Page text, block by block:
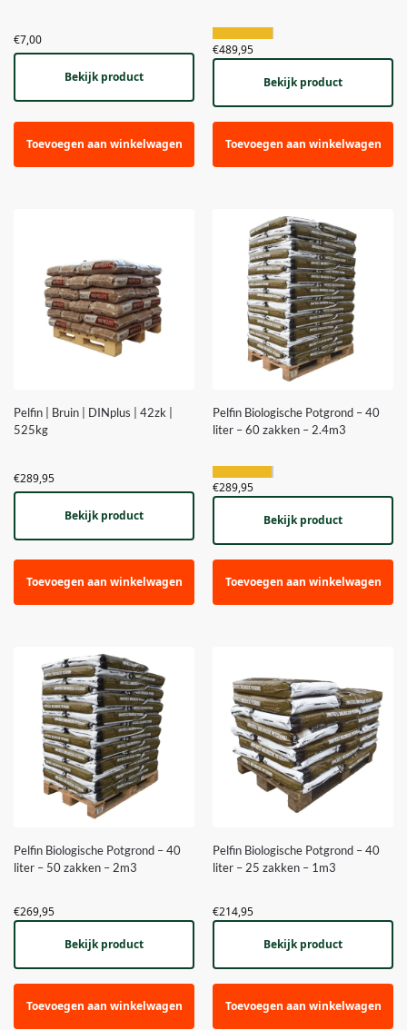
€7,00
Bekijk product
Toevoegen aan winkelwagen
€489,95
Bekijk product
Toevoegen aan winkelwagen
Pelfin | Bruin | DINplus | 42zk |
525kg
€289,95
Bekijk product
Toevoegen aan winkelwagen
Pelfin Biologische Potgrond – 40
liter – 60 zakken – 2.4m3
€289,95
Bekijk product
Toevoegen aan winkelwagen
Pelfin Biologische Potgrond – 40
liter – 50 zakken – 2m3
€269,95
Bekijk product
Toevoegen aan winkelwagen
Pelfin Biologische Potgrond – 40
liter – 25 zakken – 1m3
€214,95
Bekijk product
Toevoegen aan winkelwagen